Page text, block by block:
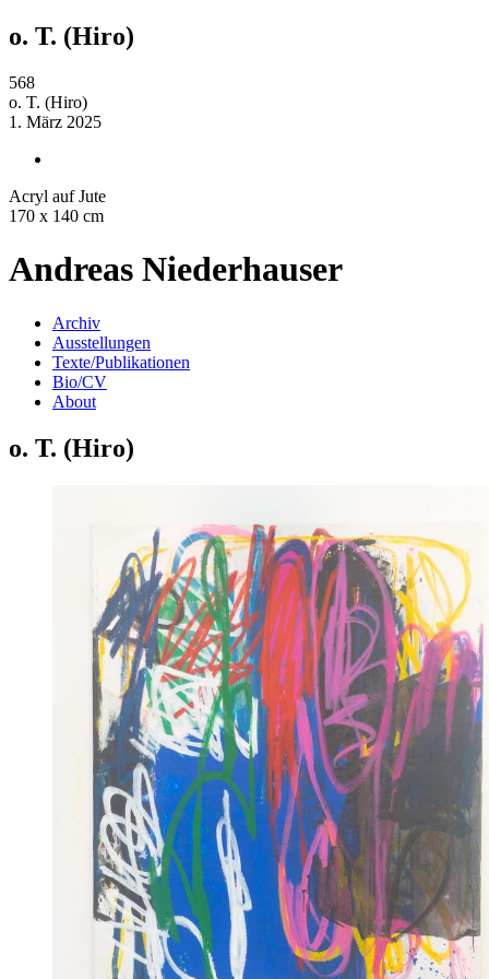
o. T. (Hiro)
568
o. T. (Hiro)
1. März 2025
Acryl auf Jute
170 x 140 cm
Andreas Niederhauser
Archiv
Ausstellungen
Texte/Publikationen
Bio/CV
About
o. T. (Hiro)